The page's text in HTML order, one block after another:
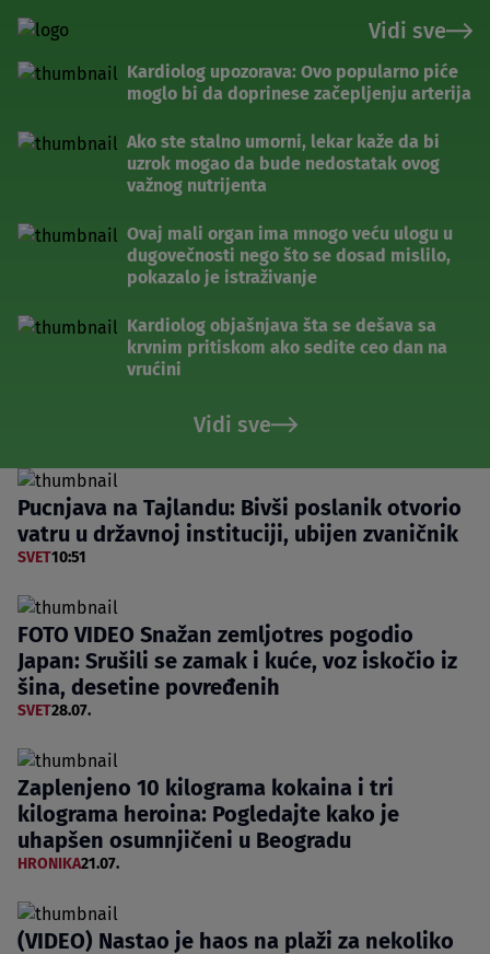
Vidi sve
Kardiolog upozorava: Ovo popularno piće
moglo bi da doprinese začepljenju arterija
Ako ste stalno umorni, lekar kaže da bi
uzrok mogao da bude nedostatak ovog
važnog nutrijenta
Ovaj mali organ ima mnogo veću ulogu u
dugovečnosti nego što se dosad mislilo,
pokazalo je istraživanje
Kardiolog objašnjava šta se dešava sa
krvnim pritiskom ako sedite ceo dan na
vrućini
Vidi sve
Pucnjava na Tajlandu: Bivši poslanik otvorio
vatru u državnoj instituciji, ubijen zvaničnik
SVET10:51
FOTO VIDEO Snažan zemljotres pogodio
Japan: Srušili se zamak i kuće, voz iskočio iz
šina, desetine povređenih
SVET28.07.
Zaplenjeno 10 kilograma kokaina i tri
kilograma heroina: Pogledajte kako je
uhapšen osumnjičeni u Beogradu
HRONIKA21.07.
(VIDEO) Nastao je haos na plaži za nekoliko